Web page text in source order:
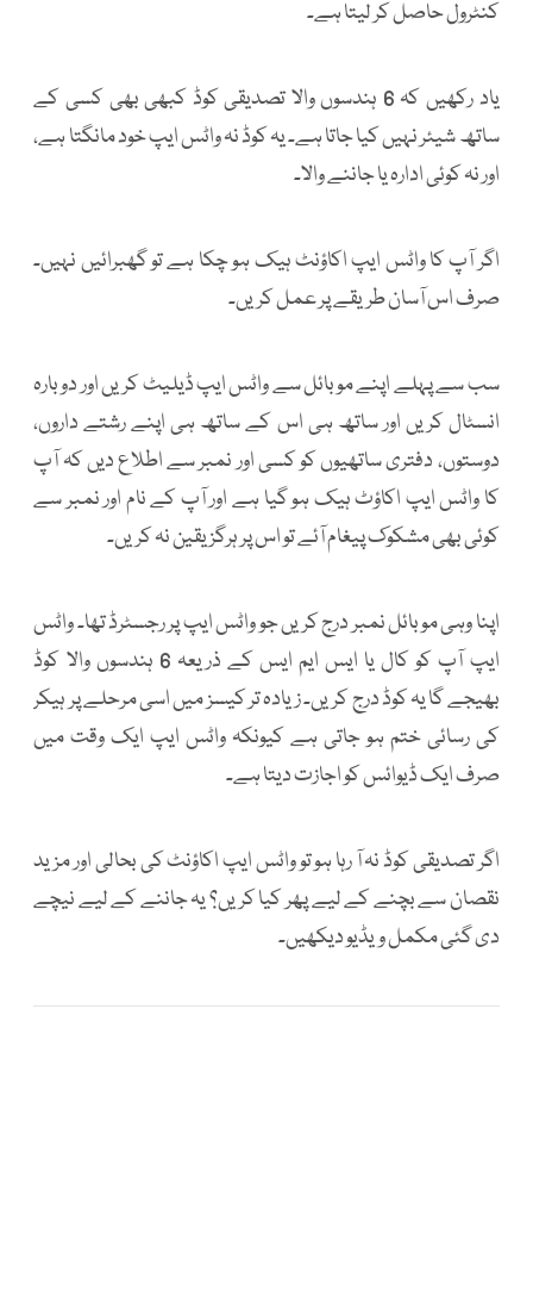
کنٹرول حاصل کر لیتا ہے۔
یاد رکھیں کہ 6 ہندسوں والا تصدیقی کوڈ کبھی بھی کسی کے
ساتھ شیئر نہیں کیا جاتا ہے۔ یہ کوڈ نہ واٹس ایپ خود مانگتا ہے،
اور نہ کوئی ادارہ یا جاننے والا۔
اگر آپ کا واٹس ایپ اکاؤنٹ ہیک ہو چکا ہے تو گھبرائیں نہیں۔
صرف اس آسان طریقے پر عمل کریں۔
سب سے پہلے اپنے موبائل سے واٹس ایپ ڈیلیٹ کریں اور دوبارہ
انسٹال کریں اور ساتھ ہی اس کے ساتھ ہی اپنے رشتے داروں،
دوستوں، دفتری ساتھیوں کو کسی اور نمبر سے اطلاع دیں کہ آپ
کا واٹس ایپ اکاؤٹ ہیک ہو گیا ہے اور آپ کے نام اور نمبر سے
کوئی بھی مشکوک پیغام آئے تو اس پر ہرگز یقین نہ کریں۔
اپنا وہی موبائل نمبر درج کریں جو واٹس ایپ پر رجسٹرڈ تھا۔ واٹس
ایپ آپ کو کال یا ایس ایم ایس کے ذریعہ 6 ہندسوں والا کوڈ
بھیجے گا یہ کوڈ درج کریں۔ زیادہ تر کیسز میں اسی مرحلے پر ہیکر
کی رسائی ختم ہو جاتی ہے کیونکہ واٹس ایپ ایک وقت میں
صرف ایک ڈیوائس کو اجازت دیتا ہے۔
اگر تصدیقی کوڈ نہ آ رہا ہو تو واٹس ایپ اکاؤنٹ کی بحالی اور مزید
نقصان سے بچنے کے لیے پھر کیا کریں؟ یہ جاننے کے لیے نیچے
دی گئی مکمل ویڈیو دیکھیں۔